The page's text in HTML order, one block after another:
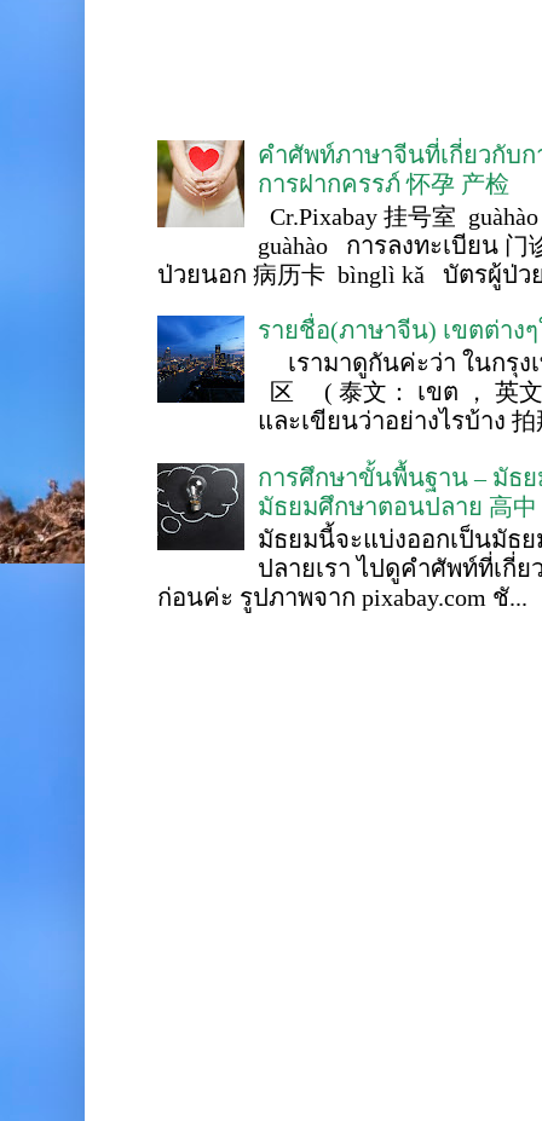
คำศัพท์ภาษาจีนที่เกี่ยวกับ
การฝากครรภ์ 怀孕 产检
Cr.Pixabay 挂号室
guàhào การลงทะเบียน 门
ป่วยนอก 病历卡 bìnglì kǎ บัตรผู้ป่ว
รายชื่อ(ภาษาจีน) เขตต่าง
เรามาดูกันค่ะว่า ในกรุง
区 ( 泰文： เขต ， 英
และเขียนว่าอย่างไรบ้าง 拍
การศึกษาขั้นพื้นฐาน – มัธ
มัธยมศึกษาตอนปลาย 高中
มัธยมนี้จะแบ่งออกเป็นมัธ
ปลายเรา ไปดูคำศัพท์ที่เกี่
ก่อนค่ะ รูปภาพจาก pixabay.com ชั...